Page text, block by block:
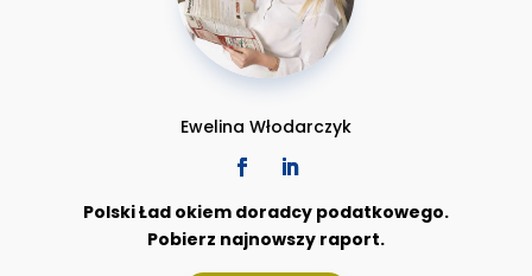
Ewelina Włodarczyk
Polski Ład okiem doradcy podatkowego.
Pobierz najnowszy raport.